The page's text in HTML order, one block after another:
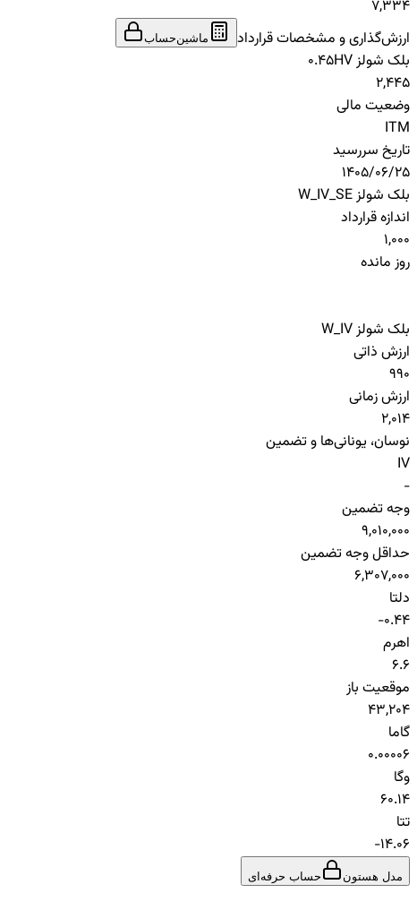
7,334
ارزش‌گذاری و مشخصات قرارداد
ماشین‌حساب
بلک شولز HV
0.45
2,445
وضعیت مالی
ITM
تاریخ سررسید
1405/06/25
بلک شولز W_IV_SE
اندازه قرارداد
1,000
روز مانده
بلک شولز W_IV
ارزش ذاتی
990
ارزش زمانی
2,014
نوسان، یونانی‌ها و تضمین
IV
-
وجه تضمین
9,010,000
حداقل وجه تضمین
6,307,000
دلتا
-0.44
اهرم
6.6
موقعیت باز
43,204
گاما
0.00006
وگا
60.14
تتا
-14.06
مدل هستون حساب حرفه‌ای